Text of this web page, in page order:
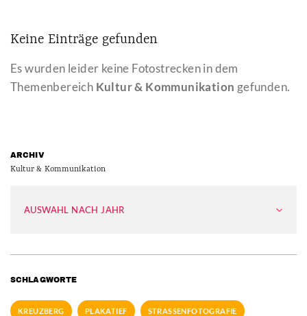
Keine Einträge gefunden
Es wurden leider keine Fotostrecken in dem
Themenbereich Kultur & Kommunikation gefunden.
ARCHIV
Kultur & Kommunikation
AUSWAHL NACH JAHR
SCHLAGWORTE
KREUZBERG PLAKATIEF STRASSENFOTOGRAFIE